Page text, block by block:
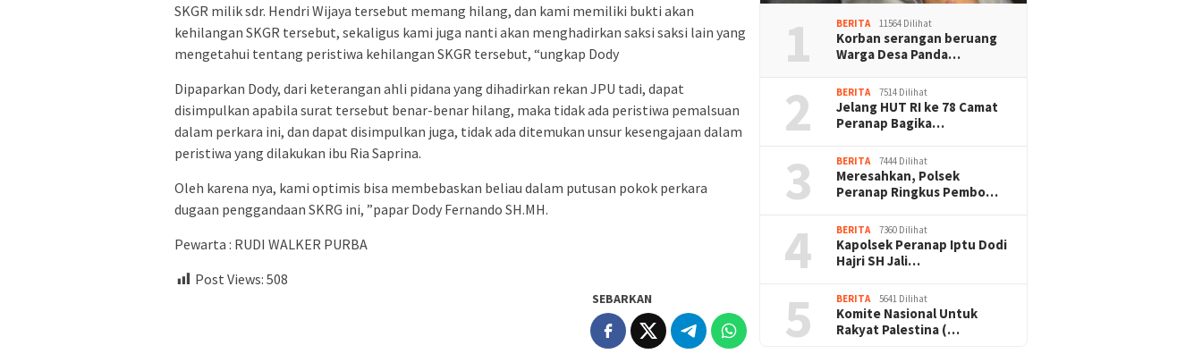
SKGR milik sdr. Hendri Wijaya tersebut memang hilang, dan kami memiliki bukti akan
kehilangan SKGR tersebut, sekaligus kami juga nanti akan menghadirkan saksi saksi lain yang
mengetahui tentang peristiwa kehilangan SKGR tersebut, “ungkap Dody
Dipaparkan Dody, dari keterangan ahli pidana yang dihadirkan rekan JPU tadi, dapat
disimpulkan apabila surat tersebut benar-benar hilang, maka tidak ada peristiwa pemalsuan
dalam perkara ini, dan dapat disimpulkan juga, tidak ada ditemukan unsur kesengajaan dalam
peristiwa yang dilakukan ibu Ria Saprina.
Oleh karena nya, kami optimis bisa membebaskan beliau dalam putusan pokok perkara
dugaan penggandaan SKRG ini, ”papar Dody Fernando SH.MH.
Pewarta : RUDI WALKER PURBA
Post Views: 508
SEBARKAN
1 BERITA 11564 Dilihat
Korban serangan beruang
Warga Desa Panda…
2 BERITA 7514 Dilihat
Jelang HUT RI ke 78 Camat
Peranap Bagika…
3 BERITA 7444 Dilihat
Meresahkan, Polsek
Peranap Ringkus Pembo…
4 BERITA 7360 Dilihat
Kapolsek Peranap Iptu Dodi
Hajri SH Jali…
5 BERITA 5641 Dilihat
Komite Nasional Untuk
Rakyat Palestina (…